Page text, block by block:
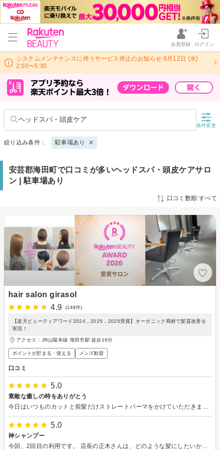
会員登録 ログイン
システムメンテナンスに伴うサービス停止のお知らせ 8月12日 (水)
2:00〜5:30
ヘッドスパ・頭皮ケア
条件変更
絞り込み条件： 駐車場あり
安芸郡海田町で口コミが多いヘッドスパ・頭皮ケアサロ
ン | 駐車場あり
口コミ数順:すべて
hair salon girasol
4.9
(148件)
【楽天ビューティアワード2024，2025，2026受賞】オーガニック商材で髪質改善を
実現！
アクセス：JR山陽本線 海田市駅 徒歩19分
ポイントが貯まる・使える メンズ歓迎
口コミ
5.0
素敵な癒しの時をありがとう
5.0
神シャンプー
今回、2回目の利用です。 店長の正木さんは、どのような髪にしたいか伝えると自分の髪の状態を見て、合うカットを提案して頂き、腕も抜群です！思った以上のカットに仕上がりました！ また、ここはシャンプーが神ですっ！初めて行った時に、こんなシャンプーを受けたのは初めてと感じました！色々なサロンを巡ってますが、ここのシャンプーは他では絶対ない感覚です！本当に、シャンプーは神レベルです！ 今まで決めてたサロンはないですが、ここを行きつけにしたいと思います！